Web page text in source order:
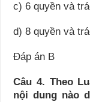
c) 6 quyền và
d) 8 quyền và
Đáp án B
Câu 4. Theo
nội dung nào